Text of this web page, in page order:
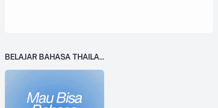
BELAJAR BAHASA THAILAND DARI 0!